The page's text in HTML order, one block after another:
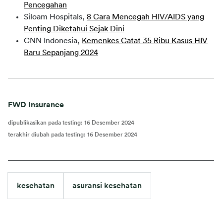
Pencegahan
Siloam Hospitals, 8 Cara Mencegah HIV/AIDS yang
Penting Diketahui Sejak Dini
CNN Indonesia, Kemenkes Catat 35 Ribu Kasus HIV
Baru Sepanjang 2024
FWD Insurance
dipublikasikan pada testing: 16 Desember 2024
terakhir diubah pada testing: 16 Desember 2024
kesehatan asuransi kesehatan